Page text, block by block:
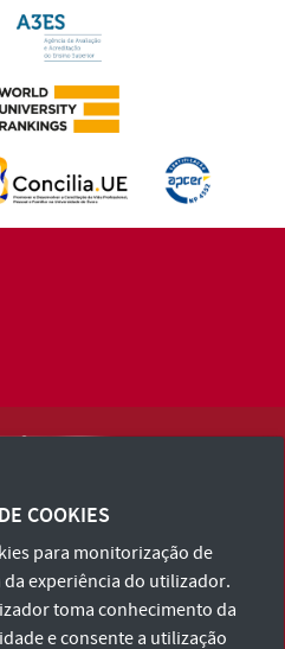
and Privacy Policy
Statement
COOKIES
para monitorização de
da experiência do utilizador.
toma conhecimento da
e consente a utilização